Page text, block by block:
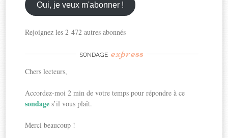
ici
Oui, je veux m'abonner !
Rejoignez les 2 472 autres abonnés
SONDAGE express
Chers lecteurs,
Accordez-moi 2 min de votre temps pour répondre à ce
sondages’il vous plaît.
Merci beaucoup !